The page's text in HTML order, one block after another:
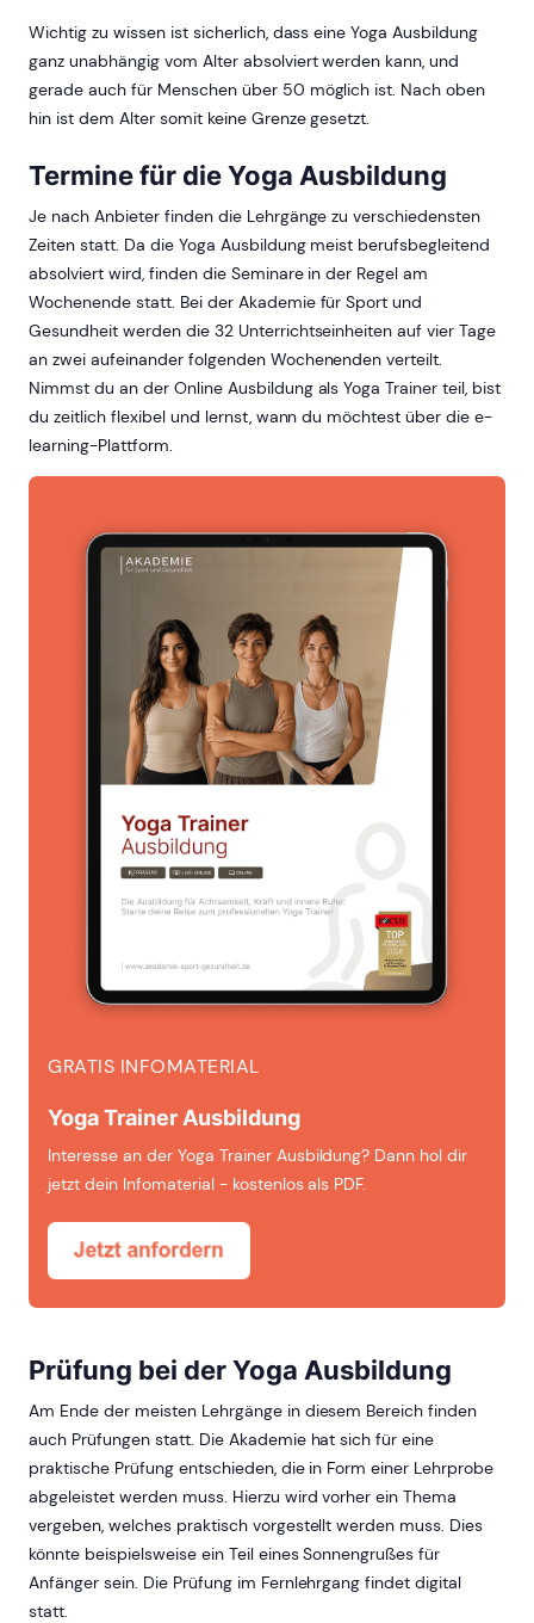
Wichtig zu wissen ist sicherlich, dass eine Yoga Ausbildung
ganz unabhängig vom Alter absolviert werden kann, und
gerade auch für Menschen über 50 möglich ist. Nach oben
hin ist dem Alter somit keine Grenze gesetzt.
Termine für die Yoga Ausbildung
Je nach Anbieter finden die Lehrgänge zu verschiedensten
Zeiten statt. Da die Yoga Ausbildung meist berufsbegleitend
absolviert wird, finden die Seminare in der Regel am
Wochenende statt. Bei der Akademie für Sport und
Gesundheit werden die 32 Unterrichtseinheiten auf vier Tage
an zwei aufeinander folgenden Wochenenden verteilt.
Nimmst du an der Online Ausbildung als Yoga Trainer teil, bist
du zeitlich flexibel und lernst, wann du möchtest über die e-
learning-Plattform.
GRATIS INFOMATERIAL
Yoga Trainer Ausbildung
Interesse an der Yoga Trainer Ausbildung? Dann hol dir
jetzt dein Infomaterial - kostenlos als PDF.
Prüfung bei der Yoga Ausbildung
Am Ende der meisten Lehrgänge in diesem Bereich finden
auch Prüfungen statt. Die Akademie hat sich für eine
praktische Prüfung entschieden, die in Form einer Lehrprobe
abgeleistet werden muss. Hierzu wird vorher ein Thema
vergeben, welches praktisch vorgestellt werden muss. Dies
könnte beispielsweise ein Teil eines Sonnengrußes für
Anfänger sein. Die Prüfung im Fernlehrgang findet digital
statt.